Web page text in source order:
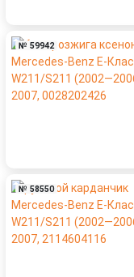
№ 59942
№ 58550